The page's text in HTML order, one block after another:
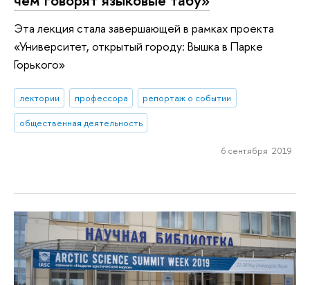
Эта лекция стала завершающей в рамках проекта
«Университет, открытый городу: Вышка в Парке
Горького»
лектории профессора
репортаж о событии
общественная деятельность
6 сентября 2019